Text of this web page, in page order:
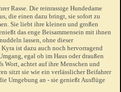
Rasse. Die reinrassige Hundedame
die einen dazu bringt, sie sofort zu
Sie liebt ihre kleinen und großen
das enge Beisammensein mit ihnen
lassen, ohne dieser
ist dazu auch noch hervorragend
egal ob im Haus oder draußen
Wort, achtet auf ihre Menschen und
sitzt sie wie ein verlässlicher Beifahrer
Umgebung an - sie genießt Ausflüge